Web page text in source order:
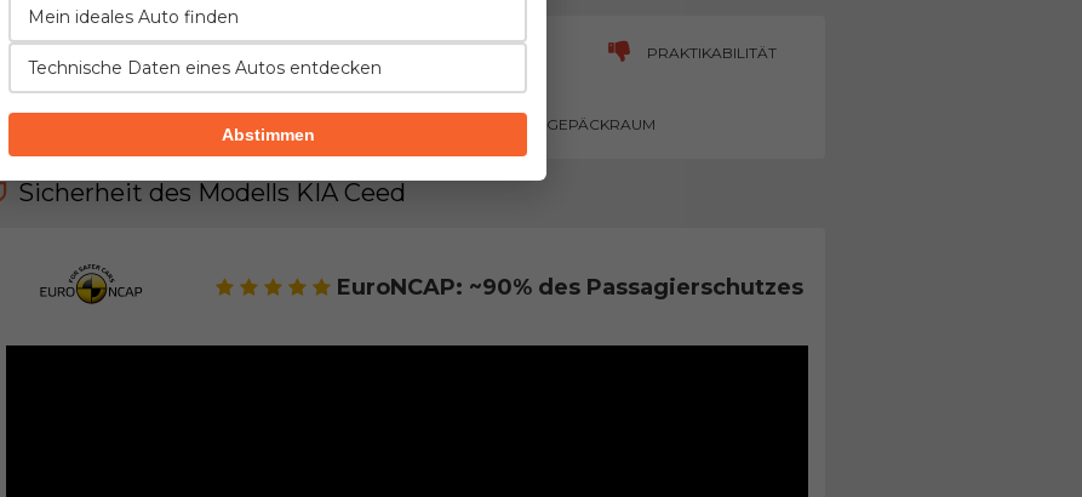
PRAKTIKABILITÄT
GEPÄCKRAUM
Sicherheit des Modells KIA Ceed
EuroNCAP: ~90% des Passagierschutzes
Mein ideales Auto finden
Technische Daten eines Autos entdecken
Abstimmen